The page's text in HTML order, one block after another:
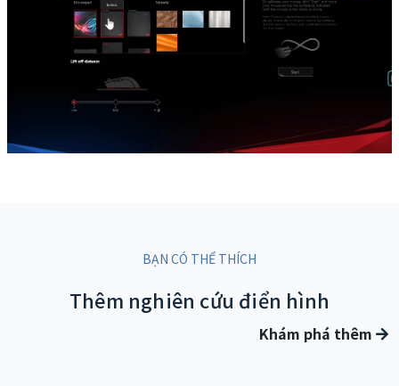
BẠN CÓ THỂ THÍCH
Thêm nghiên cứu điển hình
Khám phá thêm